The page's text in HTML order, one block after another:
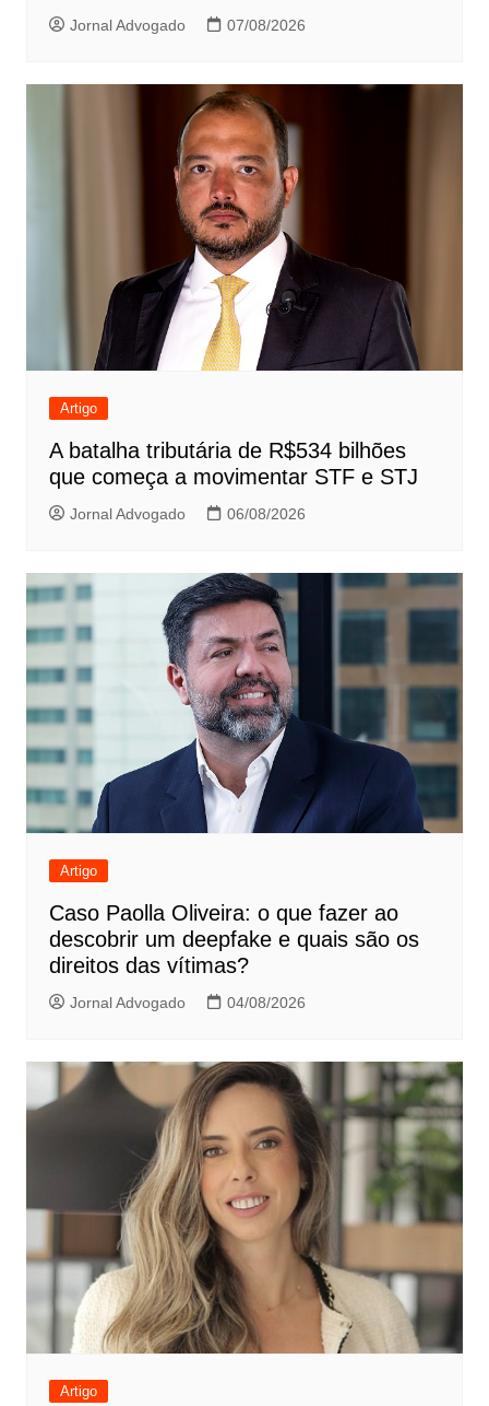
Jornal Advogado 07/08/2026
Artigo
A batalha tributária de R$534 bilhões
que começa a movimentar STF e STJ
Jornal Advogado 06/08/2026
Artigo
Caso Paolla Oliveira: o que fazer ao
descobrir um deepfake e quais são os
direitos das vítimas?
Jornal Advogado 04/08/2026
Artigo